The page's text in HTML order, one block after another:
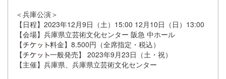
＜兵庫公演＞
【日程】2023年12月9日（土）15:00 12月10日（日）13:00
【会場】兵庫県立芸術文化センター 阪急 中ホール
【
料金】8.500円（全席指定・税込）
【
一般発売】 2023年9月23日（土・祝）
【主催】兵庫県、兵庫県立芸術文化センター